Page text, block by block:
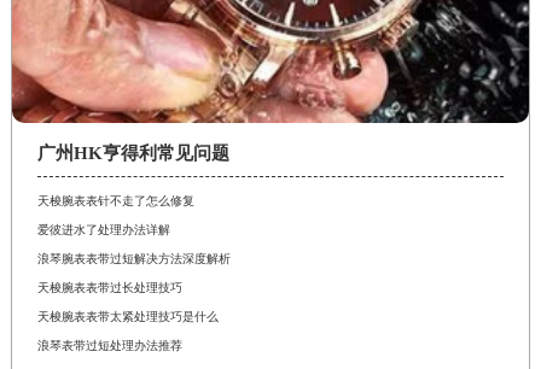
广州HK亨得利常见问题
天梭腕表表针不走了怎么修复
爱彼进水了处理办法详解
浪琴腕表表带过短解决方法深度解析
天梭腕表表带过长处理技巧
天梭腕表表带太紧处理技巧是什么
浪琴表带过短处理办法推荐